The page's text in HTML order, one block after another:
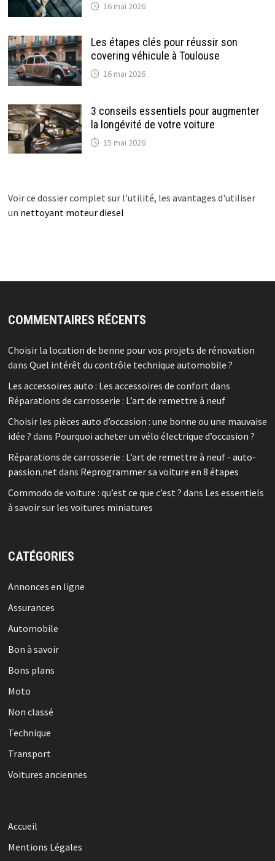
16 mai 2026
Les étapes clés pour réussir son
covering véhicule à Toulouse
16 mai 2026
3 conseils essentiels pour augmenter
la longévité de votre voiture
15 mai 2026
Voir ce dossier complet sur l'utilité, les avantages d'utiliser
un nettoyant moteur diesel
COMMENTAIRES RÉCENTS
Choisir la location de benne pour vos projets de rénovation
dans Quel intérêt du contrôle technique automobile ?
Les accessoires auto : Les accessoires de confort dans
Réparations de carrosserie : L’art de remettre à neuf
Choisir les pièces auto d’occasion : une bonne ou une mauvaise
idée ? dans Pourquoi acheter un vélo électrique d’occasion ?
Réparations de carrosserie : L’art de remettre à neuf - auto-
passion.net dans Reprogrammer sa voiture en 8 étapes
Commodo de voiture : qu’est ce que c’est ? dans Les essentiels
à savoir sur les voitures miniatures
CATÉGORIES
Annonces en ligne
Assurances
Automobile
Bon à savoir
Bons plans
Moto
Non classé
Technique
Transport
Voitures anciennes
Accueil
Mentions Légales